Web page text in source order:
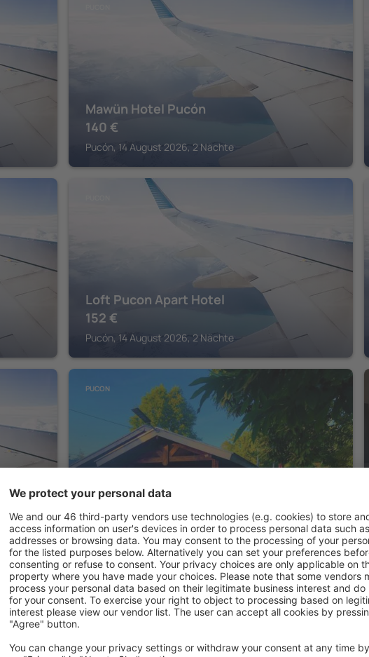
Mawün Hotel Pucón
140 €
Pucón, 14 August 2026, 2 Nächte
Loft Pucon Apart Hotel
152 €
Pucón, 14 August 2026, 2 Nächte
PUCON
CABAÑAS MILKAHUE PUCON
208
Pucón, 14 August 2026, 2 Nächte
PUCON